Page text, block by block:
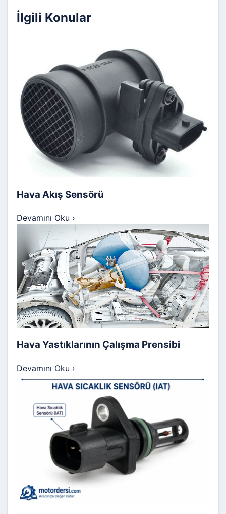
İlgili Konular
Hava Akış Sensörü
Devamını Oku ›
Hava Yastıklarının Çalışma Prensibi
Devamını Oku ›